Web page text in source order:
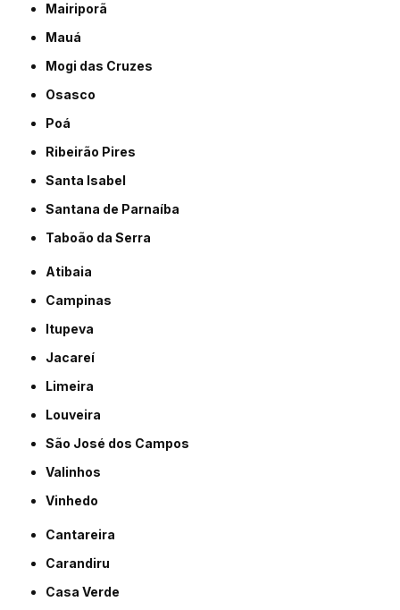
Mairiporã
Mauá
Mogi das Cruzes
Osasco
Poá
Ribeirão Pires
Santa Isabel
Santana de Parnaíba
Taboão da Serra
Atibaia
Campinas
Itupeva
Jacareí
Limeira
Louveira
São José dos Campos
Valinhos
Vinhedo
Cantareira
Carandiru
Casa Verde